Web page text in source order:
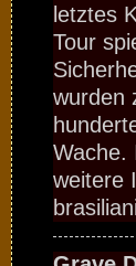
letztes
Tour
wurden
Wache.
weitere